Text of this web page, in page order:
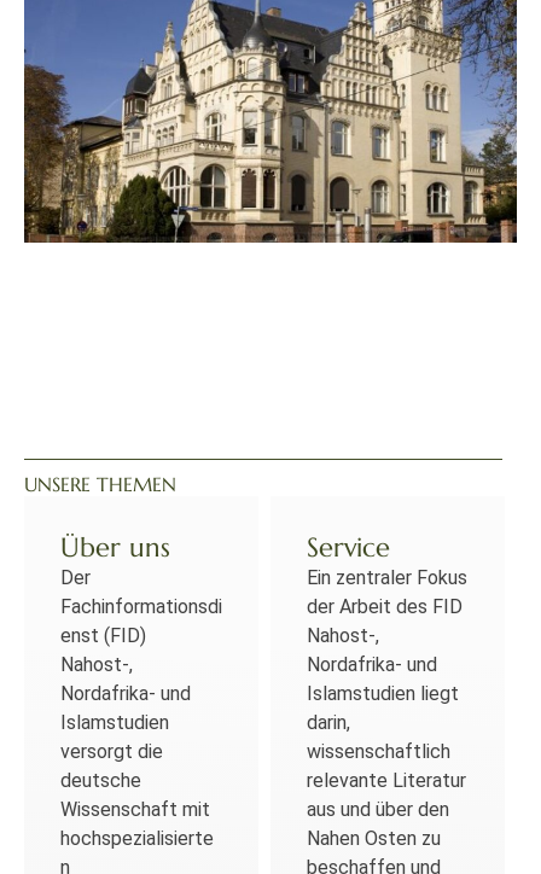
UNSERE THEMEN
Über uns
Der
Fachinformationsdi
enst (FID)
Nahost-,
Nordafrika- und
Islamstudien
versorgt die
deutsche
Wissenschaft mit
hochspezialisierte
n
Service
Ein zentraler Fokus
der Arbeit des FID
Nahost-,
Nordafrika- und
Islamstudien liegt
darin,
wissenschaftlich
relevante Literatur
aus und über den
Nahen Osten zu
beschaffen und